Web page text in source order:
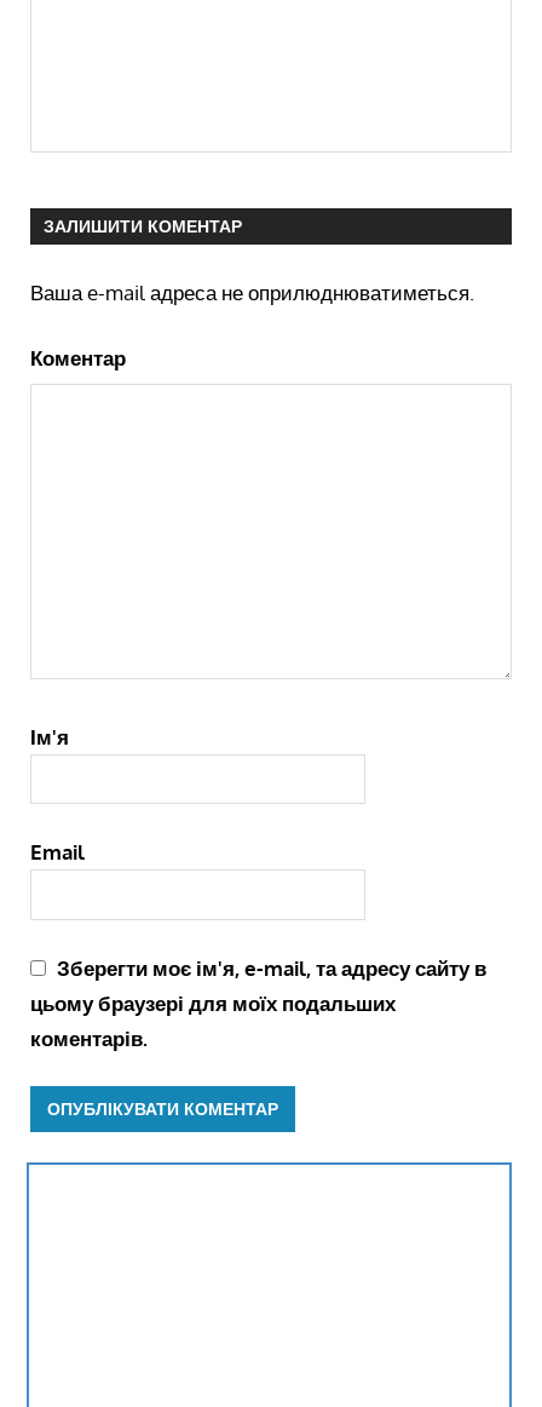
ЗАЛИШИТИ КОМЕНТАР
Ваша e-mail адреса не оприлюднюватиметься.
Коментар
Ім'я
Email
Зберегти моє ім'я, e-mail, та адресу сайту в
цьому браузері для моїх подальших
коментарів.